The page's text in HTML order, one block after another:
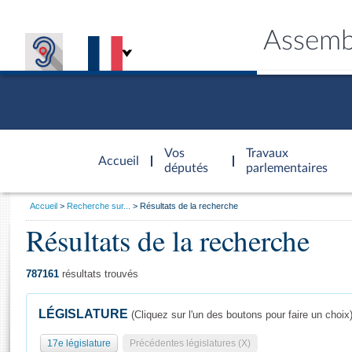
Accueil
d'accueil
Vos
députés
Travaux
parlementaires
Général
Vous
Accueil Recherche sur... Résultats de la recherche
Résultats de la recherche
787161 résultats trouvés
LÉGISLATURE (Cliquez sur l'un des boutons pour faire un choix)
17e législature Précédentes législatures (X)